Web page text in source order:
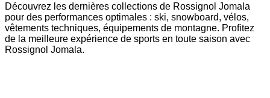
Découvrez les dernières collections de Rossignol Jomala
pour des performances optimales : ski, snowboard, vélos,
vêtements techniques, équipements de montagne. Profitez
de la meilleure expérience de sports en toute saison avec
Rossignol Jomala.